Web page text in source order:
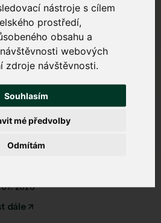
nástroje s cílem
prostředí,
obsahu a
webových
zdroje návštěvnosti.
Souhlasím
Odmítám
mé předvolby
Všechny aktuality
pracovní den.
08. 2026
dále
ostatní řeší, kam vyrazí na
2026
dále